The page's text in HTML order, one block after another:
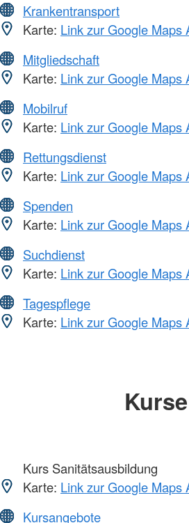
Krankentransport
Karte: Link zur Google Maps
Mitgliedschaft
Karte: Link zur Google Maps
Mobilruf
Karte: Link zur Google Maps
Rettungsdienst
Karte: Link zur Google Maps
Spenden
Karte: Link zur Google Maps
Suchdienst
Karte: Link zur Google Maps
Tagespflege
Karte: Link zur Google Maps
Kurse
Kurs Sanitätsausbildung
Karte: Link zur Google Maps
Kursangebote